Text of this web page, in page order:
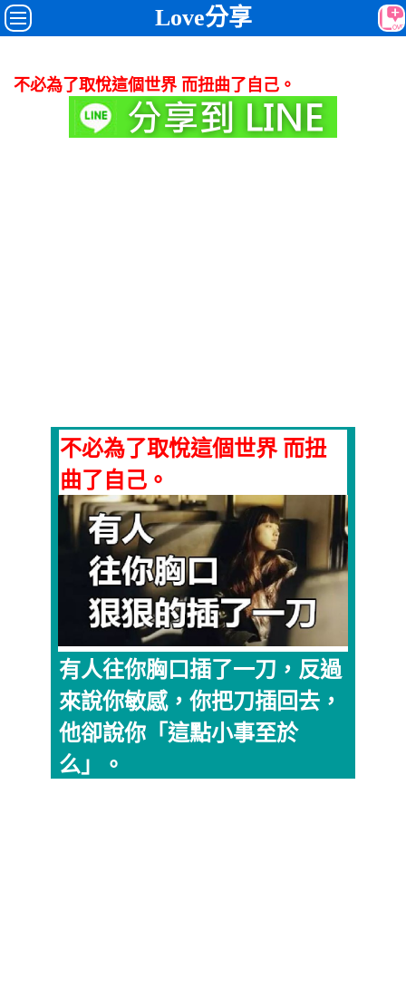
Love分享
不必為了取悅這個世界 而扭曲了自己。
不必為了取悅這個世界 而扭
曲了自己。
有人往你胸口插了一刀，反過
來說你敏感，你把刀插回去，
他卻說你「這點小事至於
么」。